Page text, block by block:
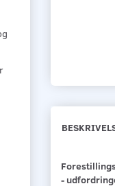
-